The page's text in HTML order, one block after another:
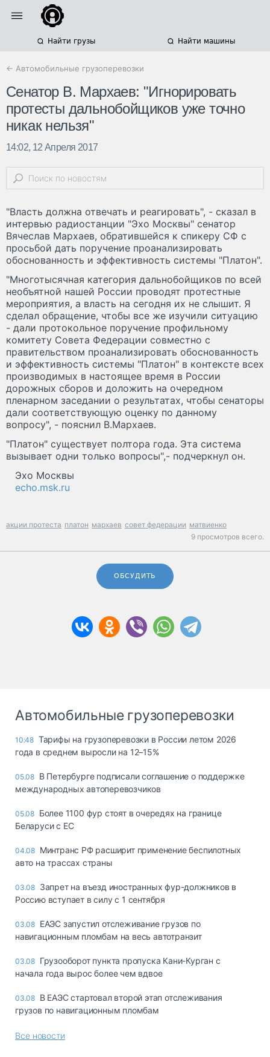
Найти грузы Найти машины
← Автомобильные грузоперевозки
Сенатор В. Мархаев: "Игнорировать
протесты дальнобойщиков уже точно
никак нельзя"
14:02, 12 Апреля 2017
"Власть должна отвечать и реагировать", - сказал в
интервью радиостанции "Эхо Москвы" сенатор
Вячеслав Мархаев, обратившейся к спикеру СФ с
просьбой дать поручение проанализировать
обоснованность и эффективность системы "Платон".
"Многотысячная категория дальнобойщиков по всей
необъятной нашей России проводят протестные
мероприятия, а власть на сегодня их не слышит. Я
сделал обращение, чтобы все же изучили ситуацию
- дали протокольное поручение профильному
комитету Совета Федерации совместно с
правительством проанализировать обоснованность
и эффективность системы "Платон" в контексте всех
производимых в настоящее время в России
дорожных сборов и доложить на очередном
пленарном заседании о результатах, чтобы сенаторы
дали соответствующую оценку по данному
вопросу", - пояснил В.Мархаев.
"Платон" существует полтора года. Эта система
вызывает одни только вопросы",- подчеркнул он.
Эхо Москвы
echo.msk.ru
акции протеста платон мархаев совет федерации матвиенко
9 просмотров всего.
ОБСУДИТЬ
Автомобильные грузоперевозки
10:48 Тарифы на грузоперевозки в России летом 2026
года в среднем выросли на 12–15%
05.08 В Петербурге подписали соглашение о поддержке
международных автоперевозчиков
05.08 Более 1100 фур стоят в очередях на границе
Беларуси с ЕС
04.08 Минтранс РФ расширит применение беспилотных
авто на трассах страны
03.08 Запрет на въезд иностранных фур-должников в
Россию вступает в силу с 1 сентября
03.08 ЕАЭС запустил отслеживание грузов по
навигационным пломбам на весь автотранзит
03.08 Грузооборот пункта пропуска Кани-Курган с
начала года вырос более чем вдвое
03.08 В ЕАЭС стартовал второй этап отслеживания
грузов по навигационным пломбам
Все новости